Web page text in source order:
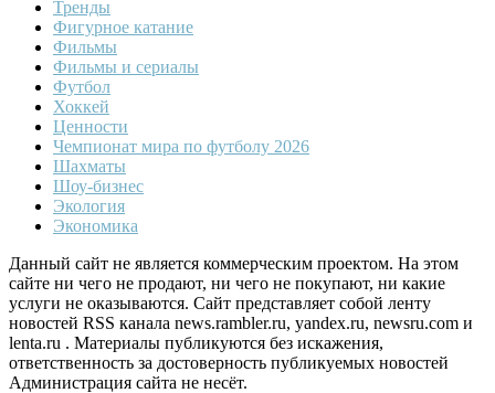
Тренды
Фигурное катание
Фильмы
Фильмы и сериалы
Футбол
Хоккей
Ценности
Чемпионат мира по футболу 2026
Шахматы
Шоу-бизнес
Экология
Экономика
Данный сайт не является коммерческим проектом. На этом
сайте ни чего не продают, ни чего не покупают, ни какие
услуги не оказываются. Сайт представляет собой ленту
новостей RSS канала news.rambler.ru, yandex.ru, newsru.com и
lenta.ru . Материалы публикуются без искажения,
ответственность за достоверность публикуемых новостей
Администрация сайта не несёт.